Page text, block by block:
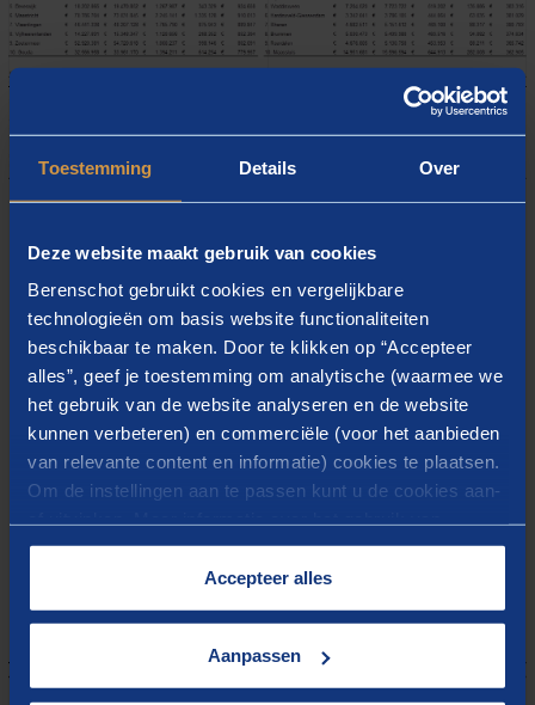
Toestemming Details Over
Deze website maakt gebruik van cookies
Berenschot gebruikt cookies en vergelijkbare
technologieën om basis website functionaliteiten
beschikbaar te maken. Door te klikken op “Accepteer
alles”, geef je toestemming om analytische (waarmee we
het gebruik van de website analyseren en de website
kunnen verbeteren) en commerciële (voor het aanbieden
van relevante content en informatie) cookies te plaatsen.
Om de instellingen aan te passen kunt u de cookies aan-
cookies op onze website treft u in onze
Accepteer alles
Aanpassen
Van de gemeenten met minder dan 40.000 inwoners is
het positieve herverdeeleffect het grootst in IJsselstein,
gevolgd door gemeente Heemskerk (plus 0,9 en
respectievelijk 0,4 miljoen euro). Van de gemeenten
met minder dan 40.000 inwoners hebben Landgraaf
en Goes de grootste negatieve herverdeeleffecten. De
negatieve herverdeeleffecten zijn respectievelijk min
0,8 en min 0,7 miljoen euro. De volgende tabellen